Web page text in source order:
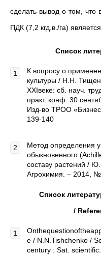
сделать вывод о том, что
ПДК (7,2 кгд.в./га)
Список
К вопросу о
культуры / Н.Н.
XXIвеке: сб. науч.
практ. конф. 30
Изд-во ТРОО
139-140
Метод определения
обыкновенного
составу растений /
Агрохимия. – 2014,
Список
/
e / N.N.Tishchenko /
century : Sat.